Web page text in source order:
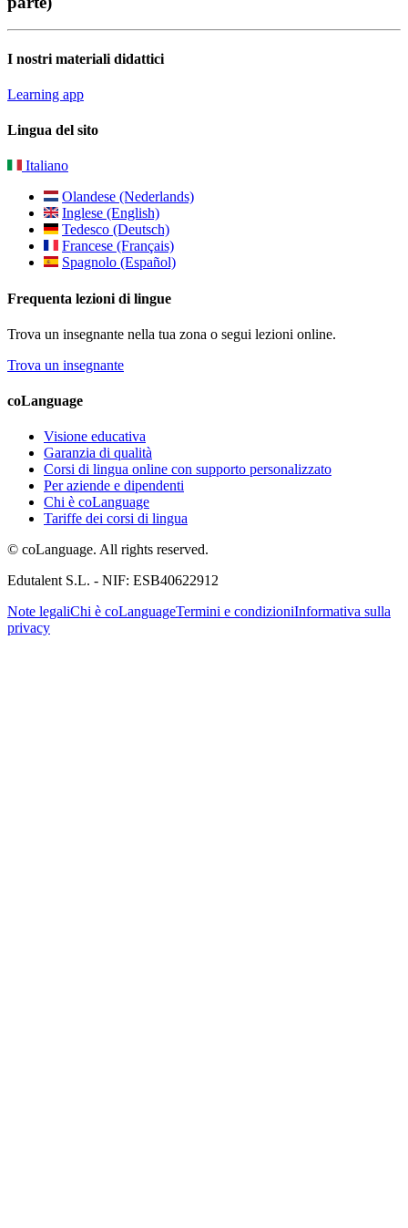
I nostri materiali didattici
Learning app
Lingua del sito
Italiano
Olandese (Nederlands)
Inglese (English)
Tedesco (Deutsch)
Francese (Français)
Spagnolo (Español)
Frequenta lezioni di lingue
Trova un insegnante nella tua zona o segui lezioni online.
Trova un insegnante
coLanguage
Visione educativa
Garanzia di qualità
Corsi di lingua online con supporto personalizzato
Per aziende e dipendenti
Chi è coLanguage
Tariffe dei corsi di lingua
© coLanguage. All rights reserved.
Edutalent S.L. - NIF: ESB40622912
Note legaliChi è coLanguageTermini e condizioniInformativa sulla
privacy